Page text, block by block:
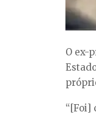
O ex-
“[Foi]